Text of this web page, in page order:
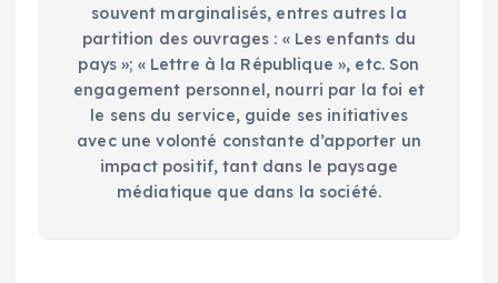
souvent marginalisés, entres autres la
partition des ouvrages : « Les enfants du
pays »; « Lettre à la République », etc. Son
engagement personnel, nourri par la foi et
le sens du service, guide ses initiatives
avec une volonté constante d’apporter un
impact positif, tant dans le paysage
médiatique que dans la société.